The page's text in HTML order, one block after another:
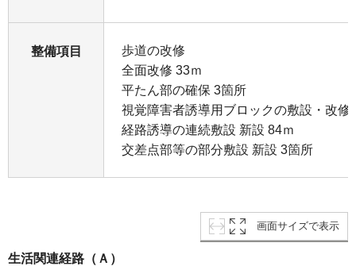
整備項目
歩道の改修
全面改修 33ｍ
平たん部の確保 3箇所
視覚障害者誘導用ブロックの敷設・改修
経路誘導の連続敷設 新設 84ｍ
交差点部等の部分敷設 新設 3箇所
画面サイズで表示
生活関連経路（Ａ）